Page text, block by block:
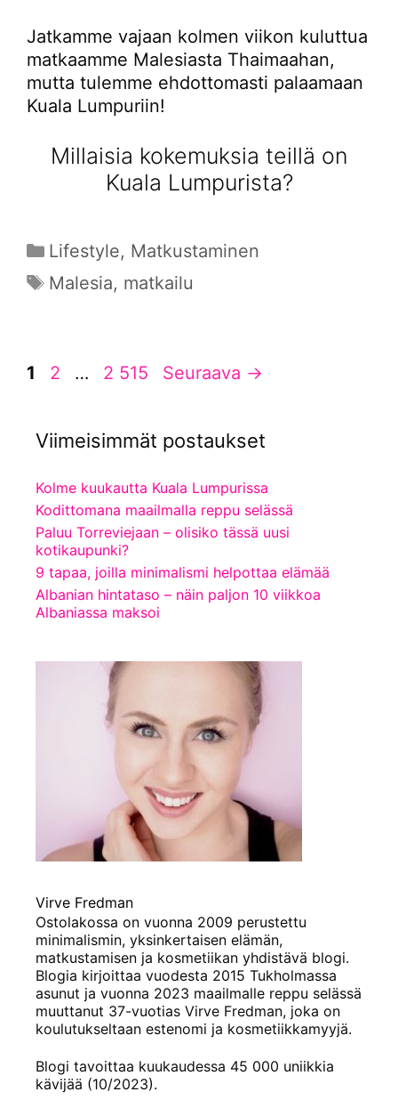
Jatkamme vajaan kolmen viikon kuluttua
matkaamme Malesiasta Thaimaahan,
mutta tulemme ehdottomasti palaamaan
Kuala Lumpuriin!
Millaisia kokemuksia teillä on
Kuala Lumpurista?
Kategoriat
Lifestyle, Matkustaminen
Avainsanat
Malesia, matkailu
Sivu
1 Sivu
2 … Sivu
2 515 Seuraava →
Viimeisimmät postaukset
Kolme kuukautta Kuala Lumpurissa
Kodittomana maailmalla reppu selässä
Paluu Torreviejaan – olisiko tässä uusi
kotikaupunki?
9 tapaa, joilla minimalismi helpottaa elämää
Albanian hintataso – näin paljon 10 viikkoa
Albaniassa maksoi
Virve Fredman
Ostolakossa on vuonna 2009 perustettu
minimalismin, yksinkertaisen elämän,
matkustamisen ja kosmetiikan yhdistävä blogi.
Blogia kirjoittaa vuodesta 2015 Tukholmassa
asunut ja vuonna 2023 maailmalle reppu selässä
muuttanut 37-vuotias Virve Fredman, joka on
koulutukseltaan estenomi ja kosmetiikkamyyjä.
Blogi tavoittaa kuukaudessa 45 000 uniikkia
kävijää (10/2023).